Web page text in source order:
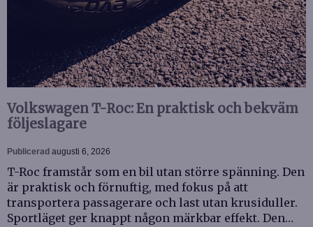
Volkswagen T-Roc: En praktisk och bekväm
följeslagare
Publicerad augusti 6, 2026
T-Roc framstår som en bil utan större spänning. Den
är praktisk och förnuftig, med fokus på att
transportera passagerare och last utan krusiduller.
Sportläget ger knappt någon märkbar effekt. Den…